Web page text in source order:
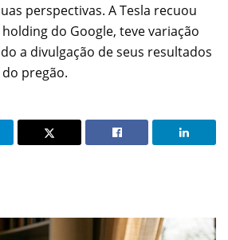
perspectivas. A Tesla recuou
do Google, teve variação
a divulgação de seus resultados
pregão.